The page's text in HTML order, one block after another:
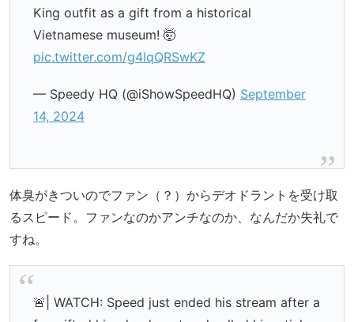
King outfit as a gift from a historical
Vietnamese museum! 🤯
pic.twitter.com/g4IqQRSwKZ
— Speedy HQ (@iShowSpeedHQ) September
14, 2024
体臭がきついのでファン（？）からデオドラントを受け取
るスピード。ファンなのかアンチなのか、なんだか失礼で
すね。
🚨| WATCH: Speed just ended his stream after a